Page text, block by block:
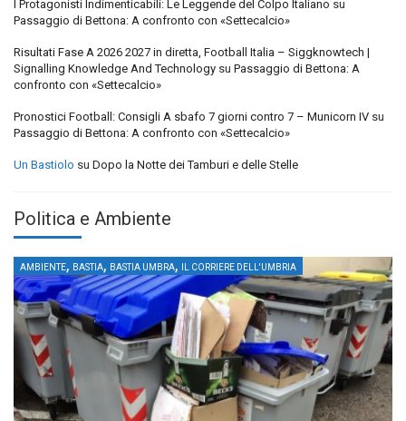
I Protagonisti Indimenticabili: Le Leggende del Colpo Italiano su
Passaggio di Bettona: A confronto con «Settecalcio»
Risultati Fase A 2026 2027 in diretta, Football Italia – Siggknowtech |
Signalling Knowledge And Technology su Passaggio di Bettona: A
confronto con «Settecalcio»
Pronostici Football: Consigli A sbafo 7 giorni contro 7 – Municorn IV su
Passaggio di Bettona: A confronto con «Settecalcio»
Un Bastiolo su Dopo la Notte dei Tamburi e delle Stelle
Politica e Ambiente
AMBIENTE, BASTIA, BASTIA UMBRA, IL CORRIERE DELL'UMBRIA